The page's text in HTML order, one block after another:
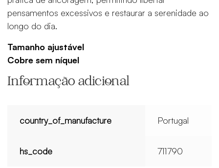
pensamentos excessivos e restaurar a serenidade ao
longo do dia.
Tamanho ajustável
Cobre sem níquel
Informação adicional
country_of_manufacture Portugal
hs_code 711790